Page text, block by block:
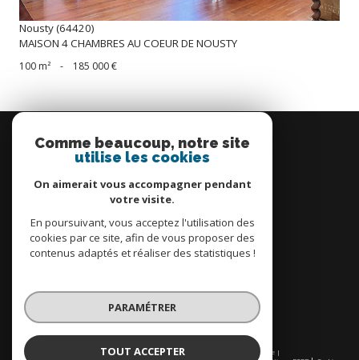
Nousty (64420)
MAISON 4 CHAMBRES AU COEUR DE NOUSTY
100 m² - 185 000 €
connecter
© 2026 | Tous droits réservés | Traduction powered by Google |
Comme beaucoup, notre site
utilise les cookies
On aimerait vous accompagner pendant
votre visite.
En poursuivant, vous acceptez l'utilisation des
cookies par ce site, afin de vous proposer des
contenus adaptés et réaliser des statistiques !
PARAMÉTRER
TOUT ACCEPTER